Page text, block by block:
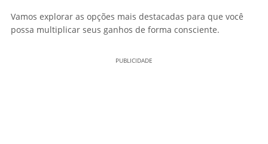
Vamos explorar as opções mais destacadas para que você
possa multiplicar seus ganhos de forma consciente.
PUBLICIDADE